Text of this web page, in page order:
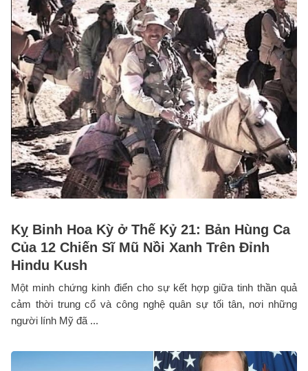
Kỵ Binh Hoa Kỳ ở Thế Kỷ 21: Bản Hùng Ca
Của 12 Chiến Sĩ Mũ Nồi Xanh Trên Đỉnh
Hindu Kush
Một minh chứng kinh điển cho sự kết hợp giữa tinh thần quả
cảm thời trung cổ và công nghệ quân sự tối tân, nơi những
người lính Mỹ đã ...